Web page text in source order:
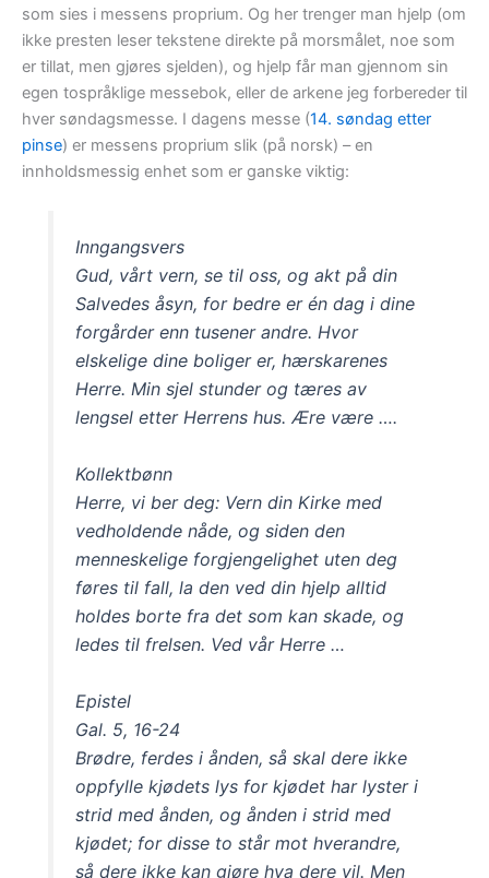
som sies i messens proprium. Og her trenger man hjelp (om
ikke presten leser tekstene direkte på morsmålet, noe som
er tillat, men gjøres sjelden), og hjelp får man gjennom sin
egen tospråklige messebok, eller de arkene jeg forbereder til
hver søndagsmesse. I dagens messe (14. søndag etter
pinse) er messens proprium slik (på norsk) – en
innholdsmessig enhet som er ganske viktig:
Inngangsvers
Gud, vårt vern, se til oss, og akt på din
Salvedes åsyn, for bedre er én dag i dine
forgårder enn tusener andre. Hvor
elskelige dine boliger er, hærskarenes
Herre. Min sjel stunder og tæres av
lengsel etter Herrens hus. Ære være ….
Kollektbønn
Herre, vi ber deg: Vern din Kirke med
vedholdende nåde, og siden den
menneskelige forgjengelighet uten deg
føres til fall, la den ved din hjelp alltid
holdes borte fra det som kan skade, og
ledes til frelsen. Ved vår Herre …
Epistel
Gal. 5, 16-24
Brødre, ferdes i ånden, så skal dere ikke
oppfylle kjødets lys for kjødet har lyster i
strid med ånden, og ånden i strid med
kjødet; for disse to står mot hverandre,
så dere ikke kan gjøre hva dere vil. Men